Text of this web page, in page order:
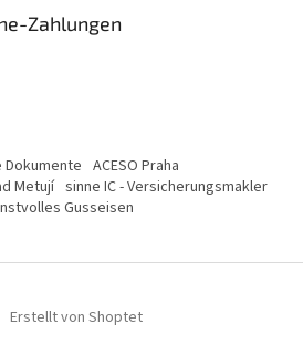
Zahlungen
ACESO Praha
Metují sinne IC - Versicherungsmakler
Gusseisen
Erstellt von Shoptet